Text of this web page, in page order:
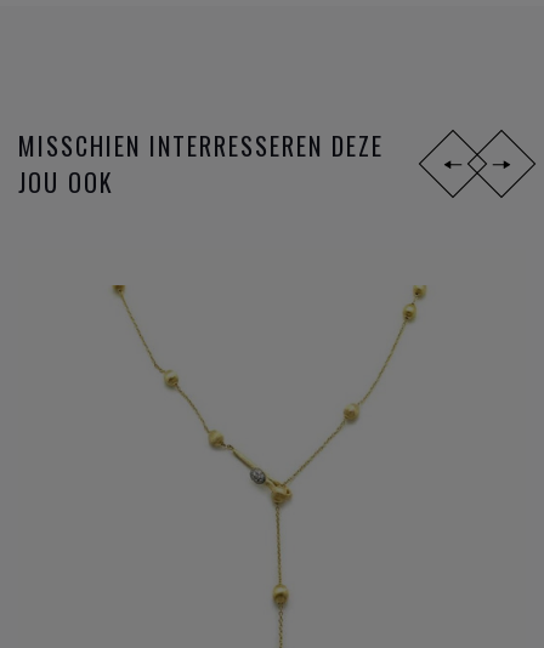
MISSCHIEN INTERRESSEREN DEZE
JOU OOK